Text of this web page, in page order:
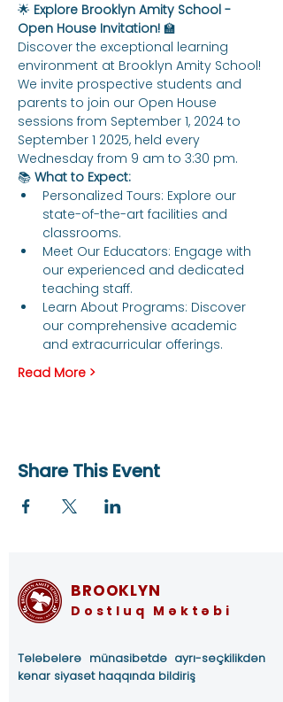
🌟 Explore Brooklyn Amity School -
Open House Invitation! 🏫
Discover the exceptional learning
environment at Brooklyn Amity School!
We invite prospective students and
parents to join our Open House
sessions from September 1, 2024 to
September 1 2025, held every
Wednesday from 9 am to 3:30 pm.
📚 What to Expect:
Personalized Tours: Explore our
state-of-the-art facilities and
classrooms.
Meet Our Educators: Engage with
our experienced and dedicated
teaching staff.
Learn About Programs: Discover
our comprehensive academic
and extracurricular offerings.
Read More >
Share This Event
BROOKLYN
Dostluq Məktəbi
Tələbələrə münasibətdə ayrı-seçkilikdən
kənar siyasət haqqında bildiriş